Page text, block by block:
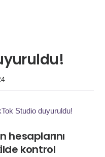
Studio duyuruldu!
hesaplarını
kontrol